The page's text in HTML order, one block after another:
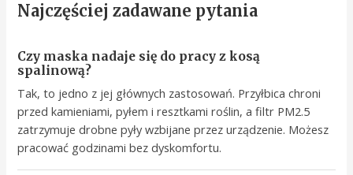
Najczęściej zadawane pytania
Czy maska nadaje się do pracy z kosą
spalinową?
Tak, to jedno z jej głównych zastosowań. Przyłbica chroni
przed kamieniami, pyłem i resztkami roślin, a filtr PM2.5
zatrzymuje drobne pyły wzbijane przez urządzenie. Możesz
pracować godzinami bez dyskomfortu.